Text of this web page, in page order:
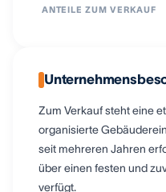
ANTEILE ZUM VERKAUF
Zum Verkauf steht eine
organisierte
seit mehreren Jahren
über einen festen und
verfügt.